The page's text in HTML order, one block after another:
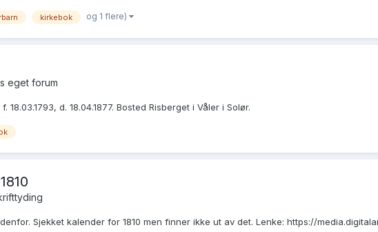
kirkebok og 1 flere)
eget forum
d. 18.04.1877. Bosted Risberget i Våler i Solør.
Sjekket kalender for 1810 men finner ikke ut av det. Lenke: https://